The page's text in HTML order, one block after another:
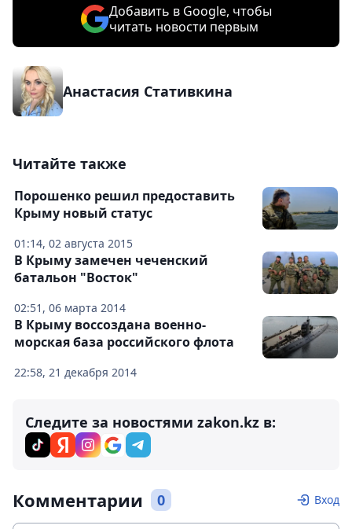
Добавить в Google, чтобы
читать новости первым
Анастасия Стативкина
Читайте также
01:14, 02 августа 2015
Порошенко решил предоставить
Крыму новый статус
02:51, 06 марта 2014
В Крыму замечен чеченский
батальон "Восток"
22:58, 21 декабря 2014
В Крыму воссоздана военно-
морская база российского флота
Следите за новостями zakon.kz в:
Комментарии 0 Вход